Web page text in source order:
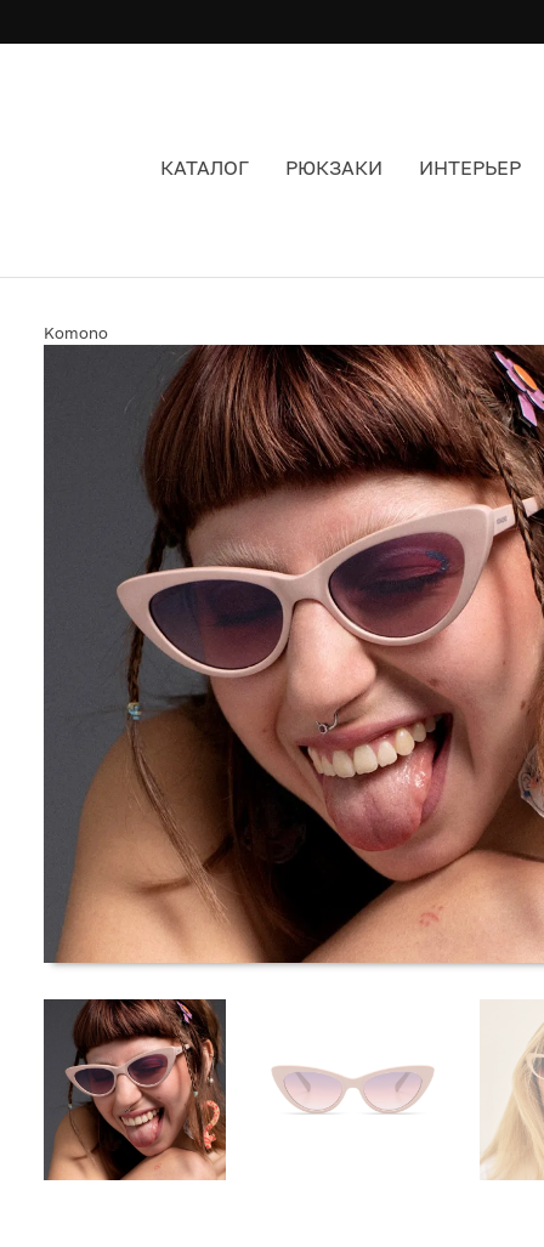
КАТАЛОГ РЮКЗАКИ ИНТЕРЬЕР
Komono